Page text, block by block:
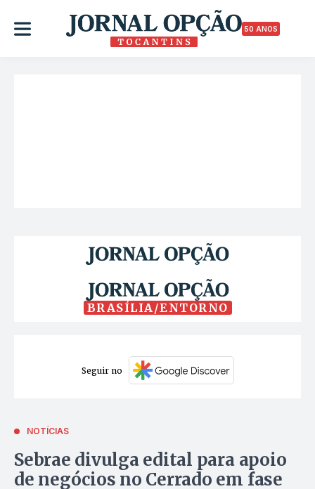
50 ANOS
BRASÍLIA/ENTORNO
Seguir no
NOTÍCIAS
Sebrae divulga edital para apoio
de negócios no Cerrado em fase